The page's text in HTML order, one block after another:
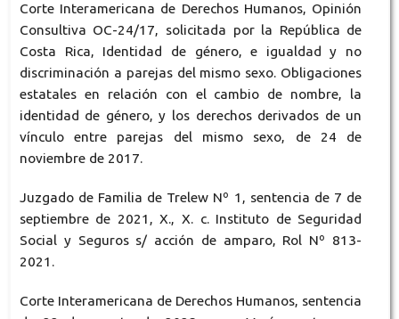
Corte Interamericana de Derechos Humanos, Opinión
Consultiva OC-24/17, solicitada por la República de
Costa Rica, Identidad de género, e igualdad y no
discriminación a parejas del mismo sexo. Obligaciones
estatales en relación con el cambio de nombre, la
identidad de género, y los derechos derivados de un
vínculo entre parejas del mismo sexo, de 24 de
noviembre de 2017.
Juzgado de Familia de Trelew Nº 1, sentencia de 7 de
septiembre de 2021, X., X. c. Instituto de Seguridad
Social y Seguros s/ acción de amparo, Rol Nº 813-
2021.
Corte Interamericana de Derechos Humanos, sentencia